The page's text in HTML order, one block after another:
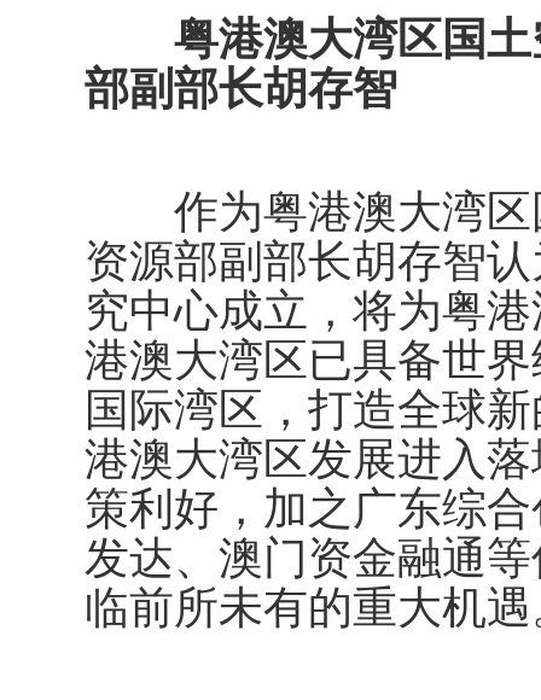
粤港澳大湾区国
部副部长胡存智
作为粤港澳大湾
资源部副部长胡存智
究中心成立，将为粤
港澳大湾区已具备世
国际湾区，打造全球
港澳大湾区发展进入
策利好，加之广东综
发达、澳门资金融通
临前所未有的重大机